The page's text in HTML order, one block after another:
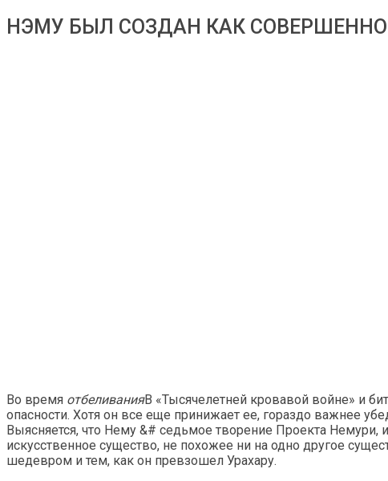
НЭМУ БЫЛ СОЗДАН КАК
Во время отбеливанияВ «Тысячелетней кровавой войне» и
опасности. Хотя он все еще принижает ее, гораздо важнее
Выясняется, что Нему &# седьмое творение Проекта Немури,
искусственное существо, не похожее ни на одно другое
шедевром и тем, как он превзошел Урахару.